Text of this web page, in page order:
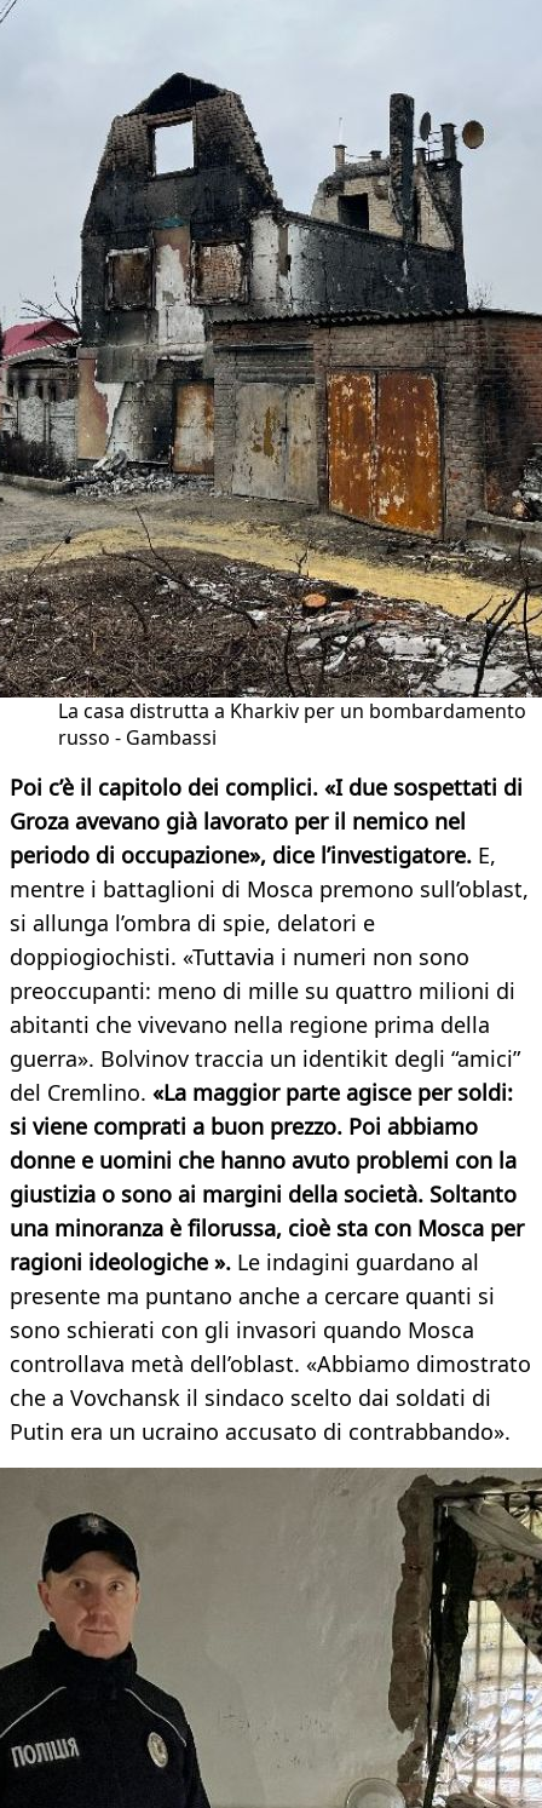
La casa distrutta a Kharkiv per un bombardamento
russo - Gambassi
Poi c’è il capitolo dei complici. «I due sospettati di
Groza avevano già lavorato per il nemico nel
periodo di occupazione», dice l’investigatore. E,
mentre i battaglioni di Mosca premono sull’oblast,
si allunga l’ombra di spie, delatori e
doppiogiochisti. «Tuttavia i numeri non sono
preoccupanti: meno di mille su quattro milioni di
abitanti che vivevano nella regione prima della
guerra». Bolvinov traccia un identikit degli “amici”
del Cremlino. «La maggior parte agisce per soldi:
si viene comprati a buon prezzo. Poi abbiamo
donne e uomini che hanno avuto problemi con la
giustizia o sono ai margini della società. Soltanto
una minoranza è filorussa, cioè sta con Mosca per
ragioni ideologiche ». Le indagini guardano al
presente ma puntano anche a cercare quanti si
sono schierati con gli invasori quando Mosca
controllava metà dell’oblast. «Abbiamo dimostrato
che a Vovchansk il sindaco scelto dai soldati di
Putin era un ucraino accusato di contrabbando».